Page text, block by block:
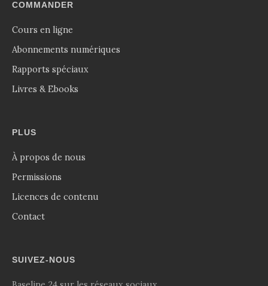
COMMANDER
Cours en ligne
Abonnements numériques
Rapports spéciaux
Livres & Ebooks
PLUS
À propos de nous
Permissions
Licences de contenu
Contact
SUIVEZ-NOUS